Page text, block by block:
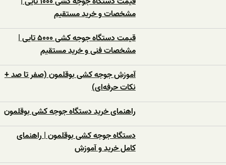
مشخصات و خرید مستقیم
قیمت دستگاه جوجه کشی ۵۰۰۰ تایی |
مشخصات فنی و خرید مستقیم
آموزش جوجه کشی بوقلمون (صفر تا صد +
نکات حرفه‌ای)
راهنمای خرید دستگاه جوجه کشی بوقلمون
دستگاه جوجه کشی بوقلمون | راهنمای
کامل خرید و آموزش